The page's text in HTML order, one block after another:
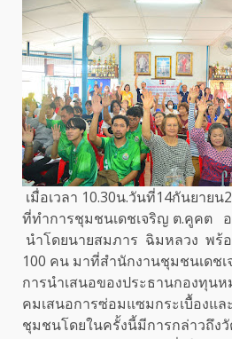
เมื่อเวลา 10.30น.วันที่14กันยาย
ที่ทำการชุมชนเดชเจริญ ต.คูคต
นำโดยนายสมภาร ฉิมหลวง พร้
100 คน มาที่สำนักงานชุมชนเดชเ
การนำเสนอของประธานกองทุน
คมเสนอการซ่อมแซมกระเบื้องแ
ชุมชนโดยในครั้งนี้มีการกล่าวถึง